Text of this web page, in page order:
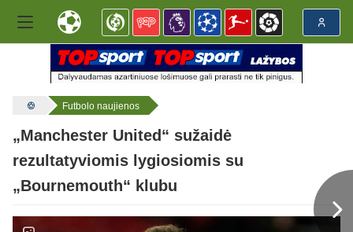
Futbolo naujienos
„Manchester United“ sužaidė
rezultatyviomis lygiosiomis su
„Bournemouth“ klubu